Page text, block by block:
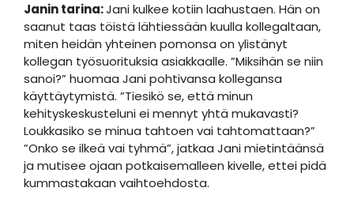
Janin tarina:Jani kulkee kotiin laahustaen. Hän on
saanut taas töistä lähtiessään kuulla kollegaltaan,
miten heidän yhteinen pomonsa on ylistänyt
kollegan työsuorituksia asiakkaalle. ”Miksihän se niin
sanoi?” huomaa Jani pohtivansa kollegansa
käyttäytymistä. ”Tiesikö se, että minun
kehityskeskusteluni ei mennyt yhtä mukavasti?
Loukkasiko se minua tahtoen vai tahtomattaan?”
”Onko se ilkeä vai tyhmä”, jatkaa Jani mietintäänsä
ja mutisee ojaan potkaisemalleen kivelle, ettei pidä
kummastakaan vaihtoehdosta.